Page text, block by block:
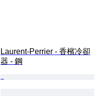
Laurent-Perrier - 香檳冷卻
器 - 鋼